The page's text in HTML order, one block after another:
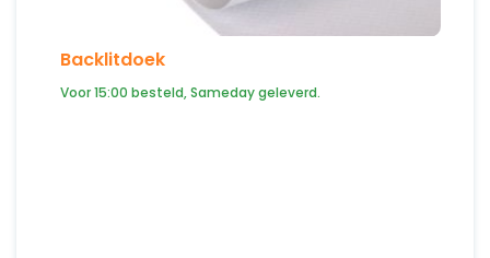
Backlitdoek
Voor 15:00 besteld, Sameday geleverd.